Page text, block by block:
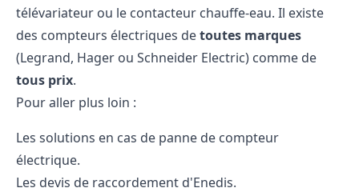
télévariateur ou le contacteur chauffe-eau. Il existe
des compteurs électriques detoutes marques
(Legrand, Hager ou Schneider Electric) comme de
tous prix.
Pour aller plus loin :
Les solutions en cas de panne de compteur
électrique.
Les devis de raccordement d'Enedis.